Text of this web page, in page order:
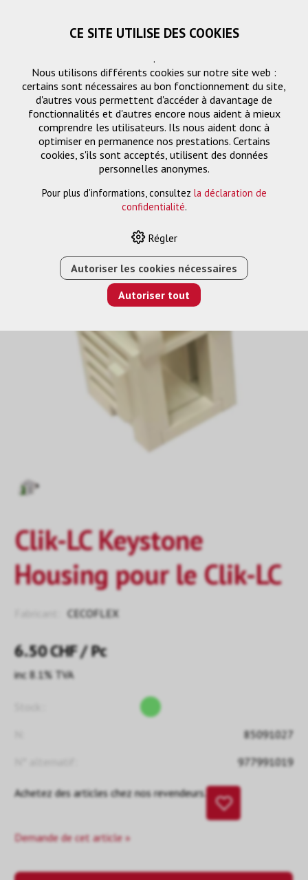
FTTH/RÉSEAU
CLIK-LC KEYSTONE HOUSING POUR LE CLIK-LC
Clik-LC Keystone
Housing pour le Clik-LC
CECOFLEX
6.50CHF/ Pc
inc 8.1% TVA
85091027
977991019
Achetez des articles chez nos revendeurs.
Demande de cet article »
CE SITE UTILISE DES COOKIES
.
Nous utilisons différents cookies sur notre site web :
certains sont nécessaires au bon fonctionnement du site,
d'autres vous permettent d'accéder à davantage de
fonctionnalités et d'autres encore nous aident à mieux
comprendre les utilisateurs. Ils nous aident donc à
optimiser en permanence nos prestations. Certains
cookies, s'ils sont acceptés, utilisent des données
personnelles anonymes.
Pour plus d'informations, consultez la déclaration de
confidentialité.
Régler
Autoriser les cookies nécessaires
Autoriser tout